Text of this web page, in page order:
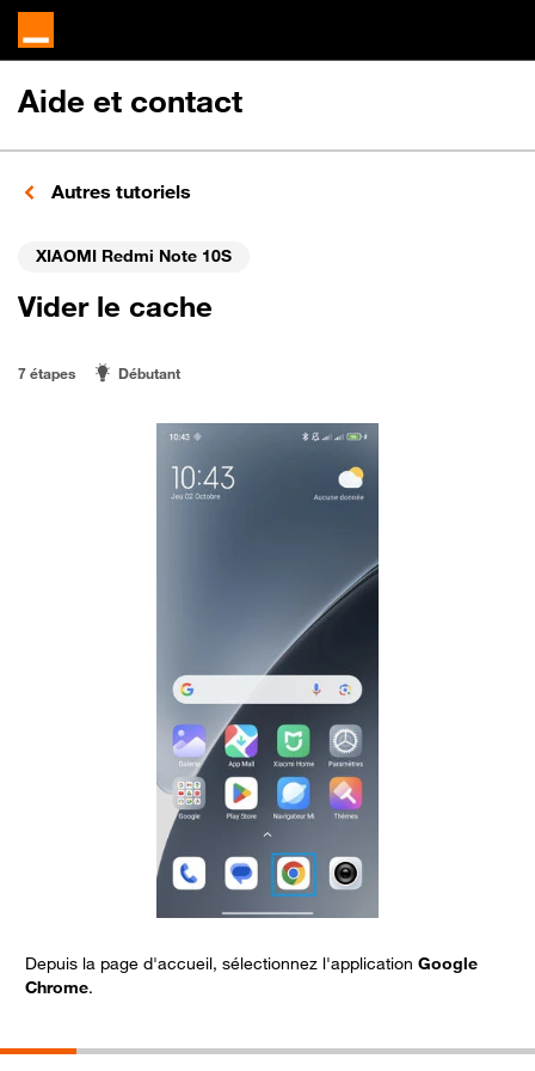
Aide et contact
Autres tutoriels
XIAOMI Redmi Note 10S
Vider le cache
7 étapes Débutant
Depuis la page d'accueil, sélectionnez l'application Google
Chrome.